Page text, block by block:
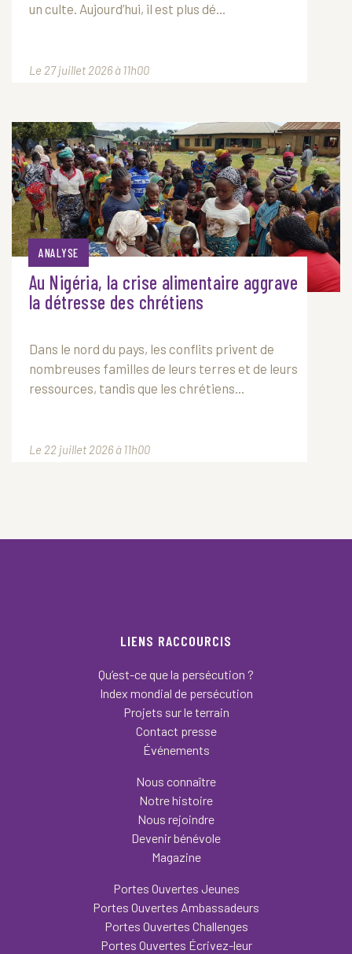
un culte. Aujourd’hui, il est plus dé...
Le 27 juillet 2026 à 11h00
ANALYSE
Au Nigéria, la crise alimentaire aggrave
la détresse des chrétiens
Dans le nord du pays, les conflits privent de
nombreuses familles de leurs terres et de leurs
ressources, tandis que les chrétiens...
Le 22 juillet 2026 à 11h00
LIENS RACCOURCIS
Qu’est-ce que la persécution ?
Index mondial de persécution
Projets sur le terrain
Contact presse
Événements
Nous connaître
Notre histoire
Nous rejoindre
Devenir bénévole
Magazine
Portes Ouvertes Jeunes
Portes Ouvertes Ambassadeurs
Portes Ouvertes Challenges
Portes Ouvertes Écrivez-leur